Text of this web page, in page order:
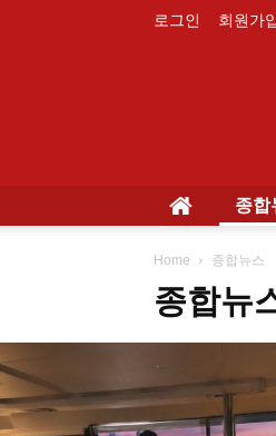
로그인 회원가
종합
Home 종합뉴스
종합뉴